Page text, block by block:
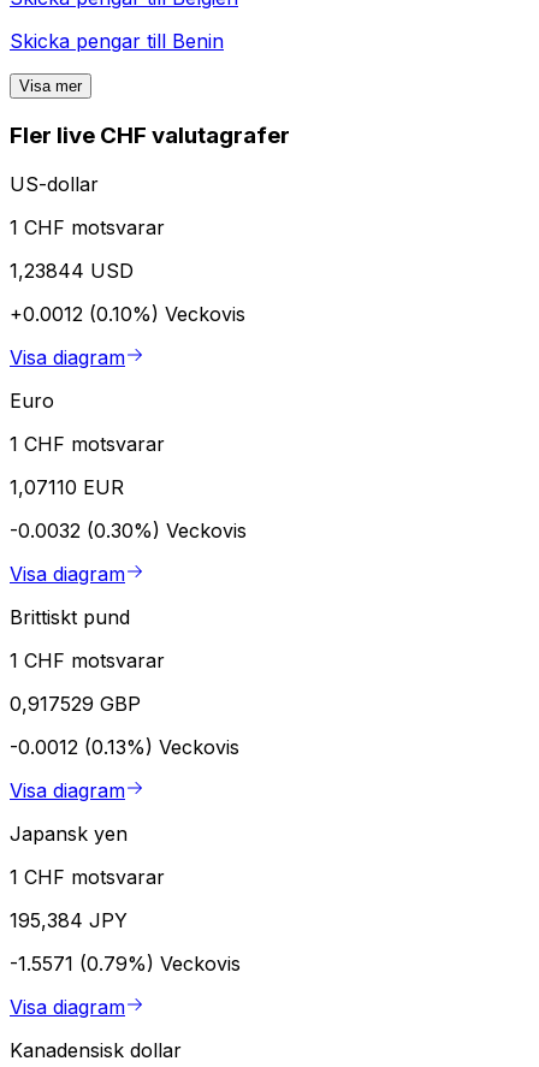
Skicka pengar till Benin
Visa mer
Fler live CHF valutagrafer
US-dollar
1 CHF motsvarar
1,23844 USD
+0.0012 (0.10%) Veckovis
Visa diagram
Euro
1 CHF motsvarar
1,07110 EUR
-0.0032 (0.30%) Veckovis
Visa diagram
Brittiskt pund
1 CHF motsvarar
0,917529 GBP
-0.0012 (0.13%) Veckovis
Visa diagram
Japansk yen
1 CHF motsvarar
195,384 JPY
-1.5571 (0.79%) Veckovis
Visa diagram
Kanadensisk dollar